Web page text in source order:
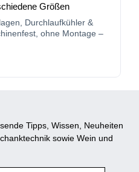
Größen
Durchlaufkühler &
ohne Montage –
Tipps, Wissen, Neuheiten
sowie Wein und